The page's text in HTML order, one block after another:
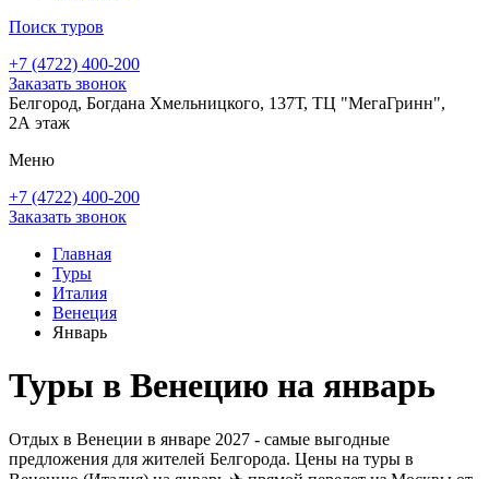
Поиск туров
+7 (4722) 400-200
Заказать звонок
Белгород, Богдана Хмельницкого, 137Т, ТЦ "МегаГринн",
2А этаж
Меню
+7 (4722) 400-200
Заказать звонок
Главная
Туры
Италия
Венеция
Январь
Туры в Венецию на январь
Отдых в Венеции в январе 2027 - самые выгодные
предложения для жителей Белгорода. Цены на туры в